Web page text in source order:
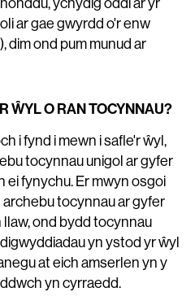
ychydig oddi ar yr
ar gae gwyrdd o'r enw
dim ond pum munud ar
ŴYL O RAN TOCYNNAU?
i fynd i mewn i safle'r ŵyl,
tocynnau unigol ar gyfer
ei fynychu. Er mwyn osgoi
archebu tocynnau ar gyfer
ond bydd tocynnau
yn ystod yr ŵyl
at eich amserlen yn y
yn cyrraedd.